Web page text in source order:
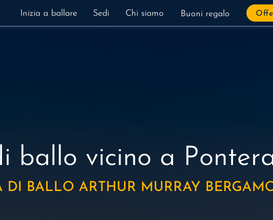
Inizia a ballare Sedi Chi siamo Buoni regalo
ballo vicino a
DI BALLO ARTHUR MURRAY